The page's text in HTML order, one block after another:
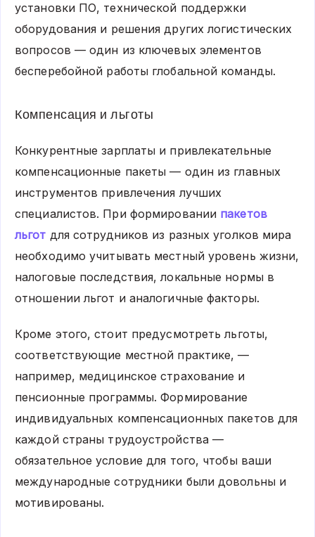
установки ПО, технической поддержки
оборудования и решения других логистических
вопросов — один из ключевых элементов
бесперебойной работы глобальной команды.
Компенсация и льготы
Конкурентные зарплаты и привлекательные
компенсационные пакеты — один из главных
инструментов привлечения лучших
специалистов. При формировании пакетов
льгот для сотрудников из разных уголков мира
необходимо учитывать местный уровень жизни,
налоговые последствия, локальные нормы в
отношении льгот и аналогичные факторы.
Кроме этого, стоит предусмотреть льготы,
соответствующие местной практике, —
например, медицинское страхование и
пенсионные программы. Формирование
индивидуальных компенсационных пакетов для
каждой страны трудоустройства —
обязательное условие для того, чтобы ваши
международные сотрудники были довольны и
мотивированы.